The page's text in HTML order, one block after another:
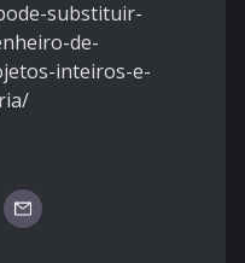
substituir-
de-
inteiros-e-